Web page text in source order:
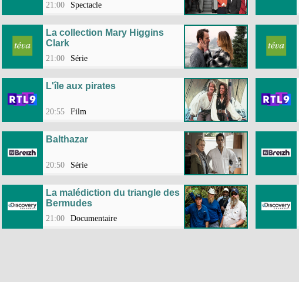
21:00 Spectacle
La collection Mary Higgins
Clark
21:00 Série
L'île aux pirates
20:55 Film
Balthazar
20:50 Série
La malédiction du triangle des
Bermudes
21:00 Documentaire